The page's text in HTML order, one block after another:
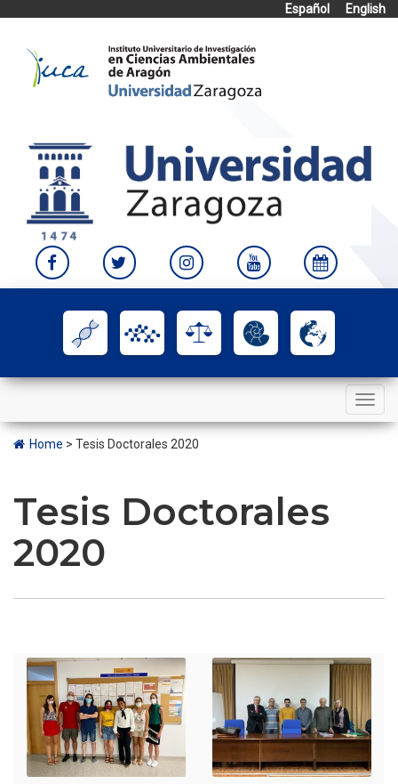
Español
English
content
Toggle
navigation
Home > Tesis Doctorales 2020
Tesis Doctorales
2020